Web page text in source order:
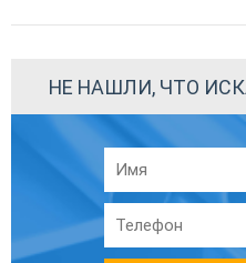
НЕ НАШЛИ, ЧТО